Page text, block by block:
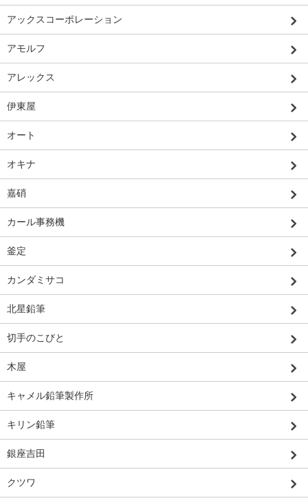
アックスコーポレーション
アモルフ
アレックス
伊東屋
オート
オキナ
嘉硝
カール事務機
釜定
カンダミサコ
北星鉛筆
切手のこびと
木屋
キャメル鉛筆製作所
キリン鉛筆
銀座吉田
クツワ